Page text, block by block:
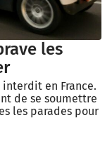
les
en France.
de se soumettre
les parades pour